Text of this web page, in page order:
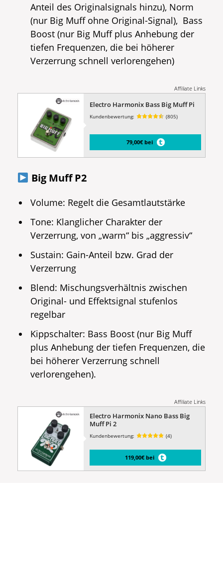
Anteil des Originalsignals hinzu), Norm
(nur Big Muff ohne Original-Signal), Bass
Boost (nur Big Muff plus Anhebung der
tiefen Frequenzen, die bei höherer
Verzerrung schnell verlorengehen)
Affiliate Links
Electro Harmonix Bass Big Muff Pi
Kundenbewertung: (805)
79,00€ bei
Big Muff P2
Volume: Regelt die Gesamtlautstärke
Tone: Klanglicher Charakter der
Verzerrung, von „warm“ bis „aggressiv“
Sustain: Gain-Anteil bzw. Grad der
Verzerrung
Blend: Mischungsverhältnis zwischen
Original- und Effektsignal stufenlos
regelbar
Kippschalter: Bass Boost (nur Big Muff
plus Anhebung der tiefen Frequenzen, die
bei höherer Verzerrung schnell
verlorengehen).
Affiliate Links
Electro Harmonix Nano Bass Big
Muff Pi 2
Kundenbewertung: (4)
119,00€ bei